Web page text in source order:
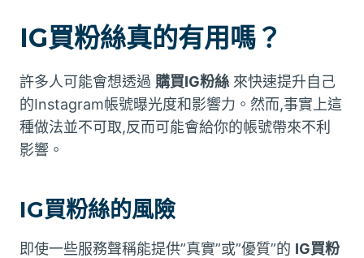
IG買粉絲真的有用嗎？
許多人可能會想透過 購買IG粉絲 來快速提升自己
的Instagram帳號曝光度和影響力。然而,事實上這
種做法並不可取,反而可能會給你的帳號帶來不利
影響。
IG買粉絲的風險
即使一些服務聲稱能提供”真實”或”優質”的 IG買粉